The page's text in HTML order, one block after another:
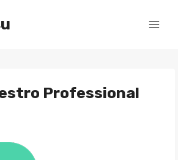
Professional